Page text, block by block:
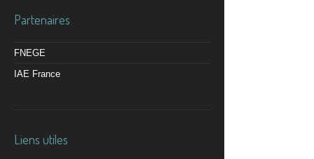
Partenaires
FNEGE
IAE France
Liens utiles